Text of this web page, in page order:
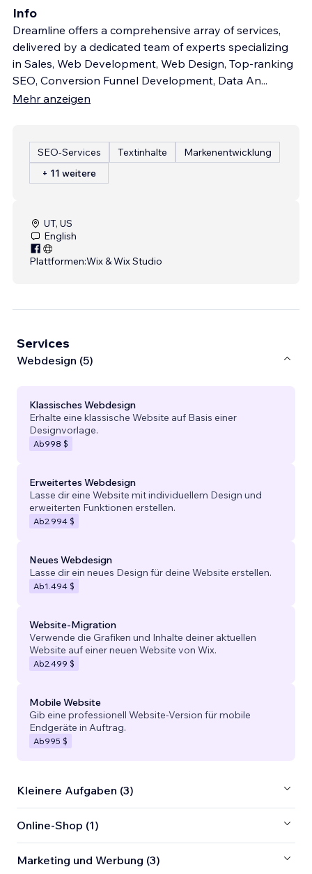
Info
Dreamline offers a comprehensive array of services,
delivered by a dedicated team of experts specializing
in Sales, Web Development, Web Design, Top-ranking
SEO, Conversion Funnel Development, Data An...
Mehr anzeigen
SEO-Services Textinhalte
Markenentwicklung
+ 11 weitere
UT, US
English
Plattformen:Wix & Wix Studio
Services
Webdesign (5)
Klassisches Webdesign
Erhalte eine klassische Website auf Basis einer
Designvorlage.
Ab998 $
Erweitertes Webdesign
Lasse dir eine Website mit individuellem Design und
erweiterten Funktionen erstellen.
Ab2.994 $
Neues Webdesign
Lasse dir ein neues Design für deine Website erstellen.
Ab1.494 $
Website-Migration
Verwende die Grafiken und Inhalte deiner aktuellen
Website auf einer neuen Website von Wix.
Ab2.499 $
Mobile Website
Gib eine professionell Website-Version für mobile
Endgeräte in Auftrag.
Ab995 $
Kleinere Aufgaben (3)
Online-Shop (1)
Marketing und Werbung (3)